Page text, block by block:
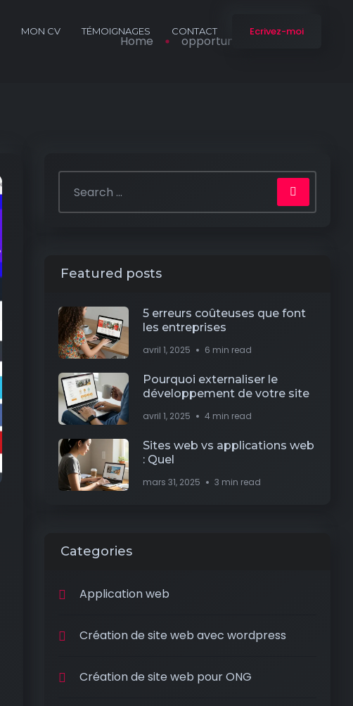
MON CV TÉMOIGNAGES CONTACT Ecrivez-moi
Home opportunités numériques
Featured posts
5 erreurs coûteuses que font
les entreprises
avril 1, 2025 6 min read
Pourquoi externaliser le
développement de votre site
avril 1, 2025 4 min read
Sites web vs applications web
: Quel
mars 31, 2025 3 min read
Categories
Application web
Création de site web avec wordpress
Création de site web pour ONG